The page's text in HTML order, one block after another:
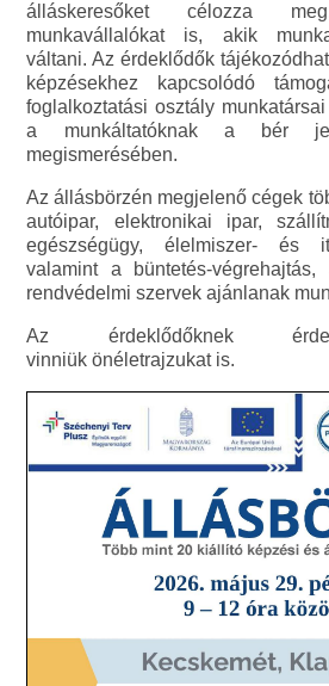
álláskeresőket célozza
munkavállalókat is, akik
váltani. Az érdeklődők
képzésekhez kapcsolódó
foglalkoztatási osztály
a munkáltatóknak a bér
megismerésében.
Az állásbörzén megjelenő cégek
autóipar, elektronikai ipar,
egészségügy, élelmiszer- és
valamint a büntetés-
rendvédelmi szervek ajánlanak
Az érdeklődőknek
vinniük önéletrajzukat is.